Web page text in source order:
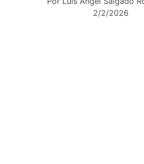
2/2/2026